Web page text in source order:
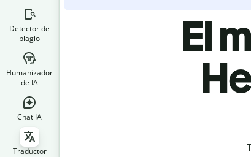
Detector de
plagio
Humanizador
de IA
Chat IA
Traductor
El